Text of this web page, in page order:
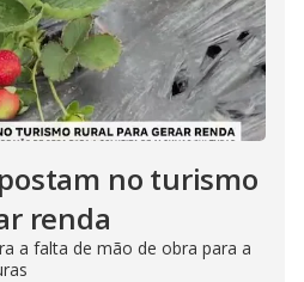
no turismo
renda
a falta de mão de obra para a